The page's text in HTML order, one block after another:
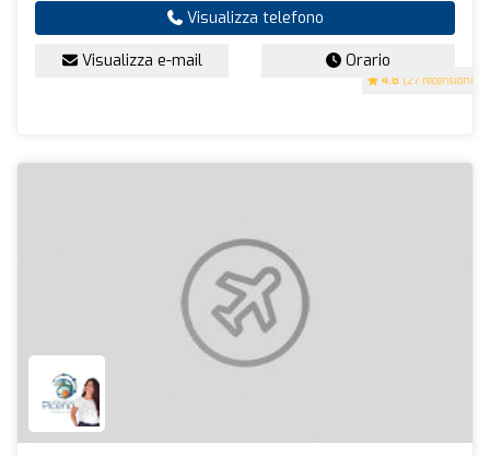
4.8 (27 recensioni)
Visualizza telefono
Visualizza e-mail Orario